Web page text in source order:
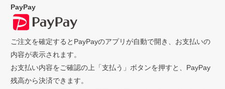
PayPay
ご注文を確定するとPayPayのアプリが自動で開き、お支払いの
内容が表示されます。
お支払い内容をご確認の上「支払う」ボタンを押すと、PayPay
残高から決済できます。